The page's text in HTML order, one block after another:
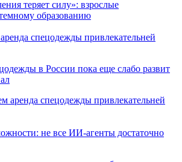
спецодежды привлекательней
в России пока еще слабо развит
не все ИИ-агенты достаточно